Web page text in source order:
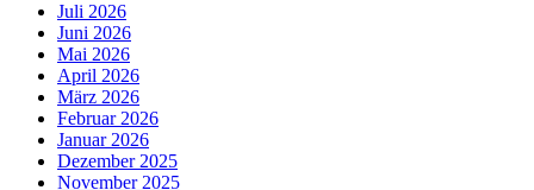
Juli 2026
Juni 2026
Mai 2026
April 2026
März 2026
Februar 2026
Januar 2026
Dezember 2025
November 2025